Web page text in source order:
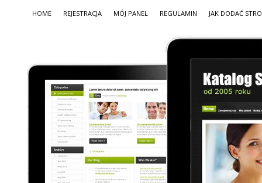
HOME REJESTRACJA MÓJ PANEL REGULAMIN JAK DODAĆ